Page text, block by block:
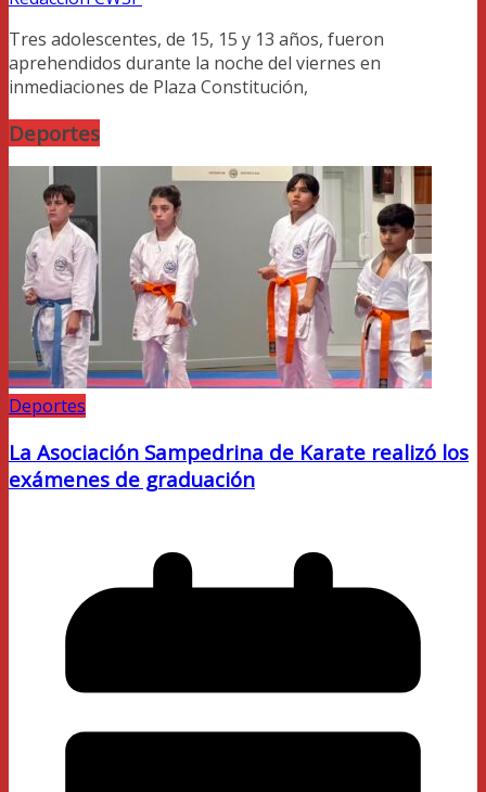
Tres adolescentes, de 15, 15 y 13 años, fueron
aprehendidos durante la noche del viernes en
inmediaciones de Plaza Constitución,
Deportes
Deportes
La Asociación Sampedrina de Karate realizó los
exámenes de graduación